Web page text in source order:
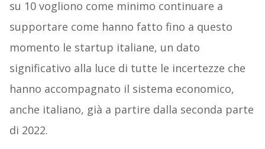
su 10 vogliono come minimo continuare a
supportare come hanno fatto fino a questo
momento le startup italiane, un dato
significativo alla luce di tutte le incertezze che
hanno accompagnato il sistema economico,
anche italiano, già a partire dalla seconda parte
di 2022.